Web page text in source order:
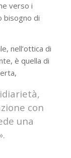
verso i
bisogno di
nell’ottica di
è quella di
con
una